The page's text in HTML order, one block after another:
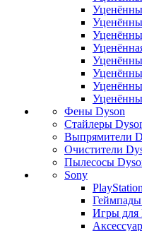
Фены Dyson
Стайлеры
Выпрямители
Очистители
Пылесосы
Sony
Геймпады
Игры для